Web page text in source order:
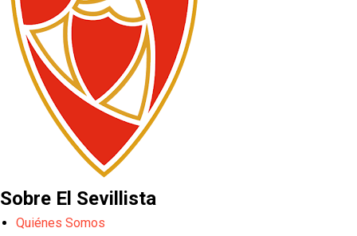
Sobre El Sevillista
Quiénes Somos